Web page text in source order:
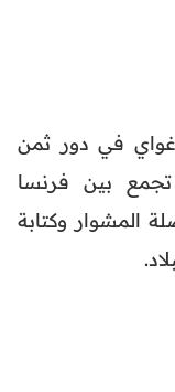
في دور ثمن
تجمع بين فرنسا
المشوار وكتابة